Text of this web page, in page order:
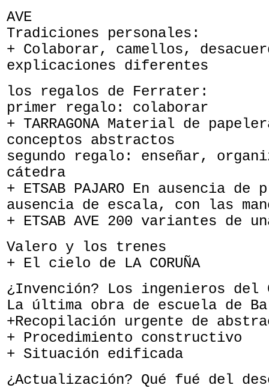
AVE
Tradiciones personales:
+ Colaborar, camellos,
explicaciones diferentes
los regalos de Ferrater:
primer regalo: colaborar
+ TARRAGONA Material de
conceptos abstractos
segundo regalo: enseñar,
cátedra
+ ETSAB PAJARO En ausencia
ausencia de escala, con las
+ ETSAB AVE 200 variantes de
Valero y los trenes
+ El cielo de LA CORUÑA
¿Invención? Los ingenieros del
La última obra de escuela de
+Recopilación urgente de
+ Procedimiento constructivo
+ Situación edificada
¿Actualización? Qué fué del